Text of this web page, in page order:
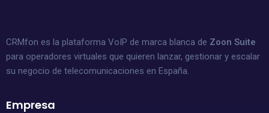
CRMfon es la plataforma VoIP de marca blanca de Zoon Suite
para operadores virtuales que quieren lanzar, gestionar y escalar
su negocio de telecomunicaciones en España.
Empresa